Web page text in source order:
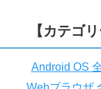
【カテゴリ
Android OS